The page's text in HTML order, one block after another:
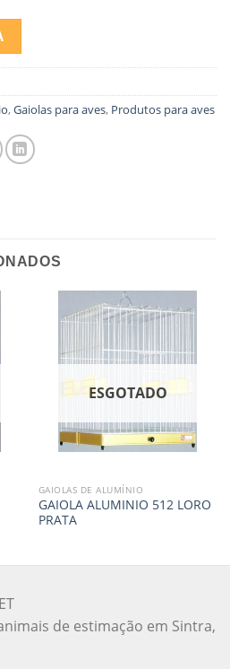
,Gaiolas para aves, Produtos para aves
ESGOTADO
GAIOLAS DE ALUMÍNIO
GAIOLA ALUMINIO 512 LORO
PRATA
de estimação em Sintra,